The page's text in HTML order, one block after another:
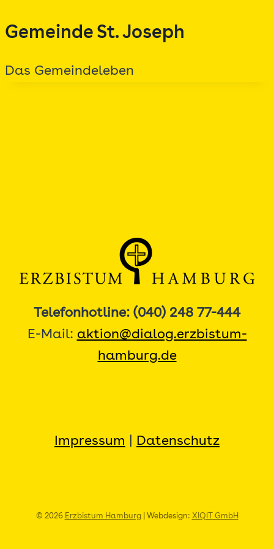
Inhalt
Gemeinde St. Joseph
Das Gemeindeleben
Telefonhotline: (040) 248 77-444
E-Mail: aktion@dialog.erzbistum-
hamburg.de
Impressum Datenschutz
© 2026 Erzbistum Hamburg| Webdesign: XIQIT GmbH